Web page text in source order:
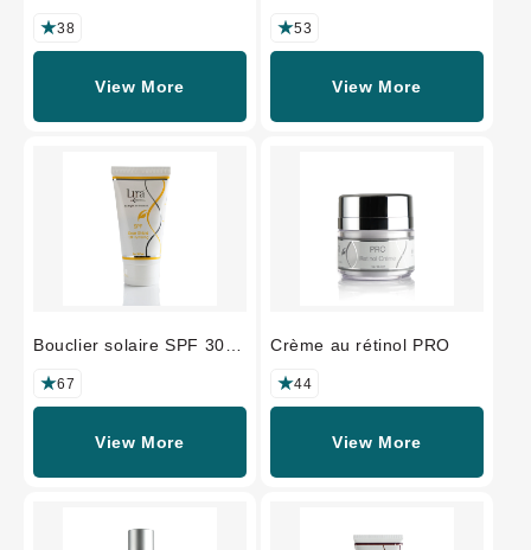
38
View More
53
View More
Bouclier solaire SPF 30
67
View More
Crème au rétinol PRO
44
View More